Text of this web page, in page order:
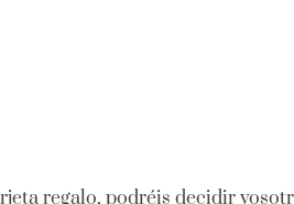
regalo, podréis decidir